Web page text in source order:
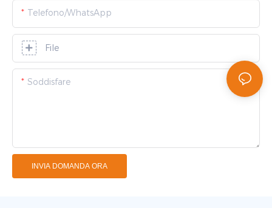
Telefono/WhatsApp
File
Soddisfare
INVIA DOMANDA ORA